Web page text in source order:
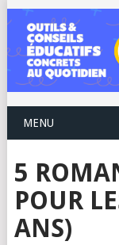
MENU
5
POUR
ANS)